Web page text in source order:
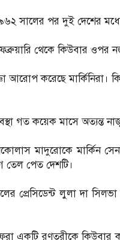
সালের পর দুই দেশের
থেকে কিউবার ওপর
করেছে মার্কিনিরা।
গত কয়েক মাসে অত্যন্ত
মাদুরোকে মার্কিন
তেল পেত দেশটি।
প্রেসিডেন্ট লুলা দা
একটি রণতরীকে